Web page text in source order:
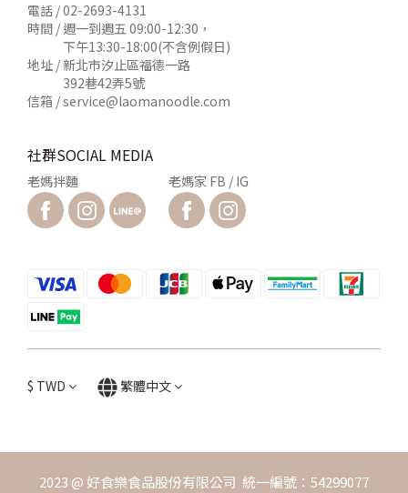
電話 /02-2693-4131
時間 / 週一到週五 09:00-12:30，
下午13:30-18:00(不含例假日)
地址 / 新北市汐止區福德一路
392巷42弄5號
信箱 /service@laomanoodle.com
社群SOCIAL MEDIA
老媽拌麵 老媽家 FB / IG
$ TWD 繁體中文
2023 @ 好食樂食品股份有限公司 統一編號：54299077